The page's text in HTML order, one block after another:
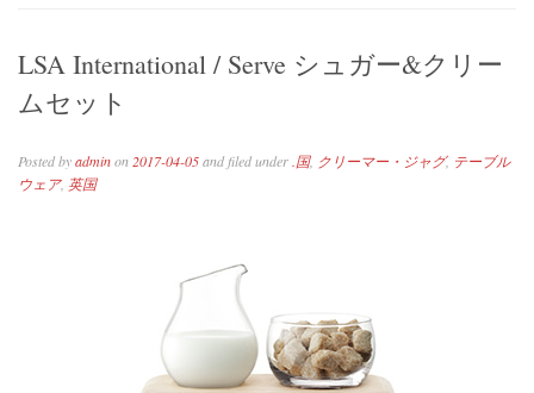
LSA International / Serve シュガー&クリー
ムセット
Posted byadminon 2017-04-05and filed under.国, クリーマー・ジャグ, テーブル
ウェア, 英国